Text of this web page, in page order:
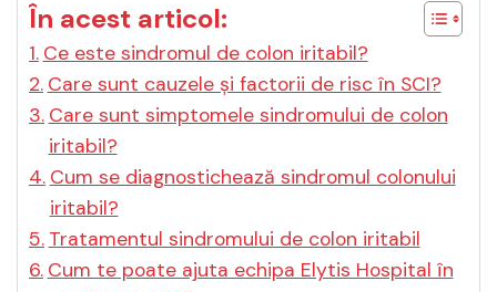
În acest articol:
Ce este sindromul de colon iritabil?
Care sunt cauzele și factorii de risc în SCI?
Care sunt simptomele sindromului de colon
iritabil?
Cum se diagnostichează sindromul colonului
iritabil?
Tratamentul sindromului de colon iritabil
Cum te poate ajuta echipa Elytis Hospital în